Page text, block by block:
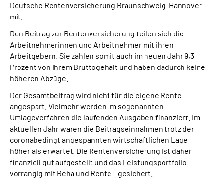
Leichte Sprache
Suche
Deutsche Rentenversicherung Braunschweig-Hannover
mit.
Den Beitrag zur Rentenversicherung teilen sich die
Arbeitnehmerinnen und Arbeitnehmer mit ihren
Arbeitgebern. Sie zahlen somit auch im neuen Jahr 9,3
Prozent von ihrem Bruttogehalt und haben dadurch keine
höheren Abzüge.
Der Gesamtbeitrag wird nicht für die eigene Rente
angespart. Vielmehr werden im sogenannten
Umlageverfahren die laufenden Ausgaben finanziert. Im
aktuellen Jahr waren die Beitragseinnahmen trotz der
coronabedingt angespannten wirtschaftlichen Lage
höher als erwartet. Die Rentenversicherung ist daher
finanziell gut aufgestellt und das Leistungsportfolio –
vorrangig mit Reha und Rente – gesichert.